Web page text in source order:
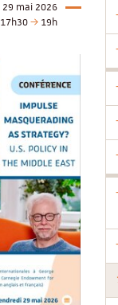
29 mai 2026
17h30
19h